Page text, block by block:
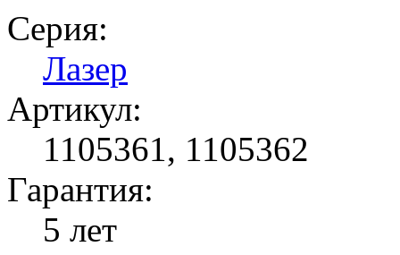
Серия:
Лазер
Артикул:
1105361, 1105362
Гарантия:
5 лет